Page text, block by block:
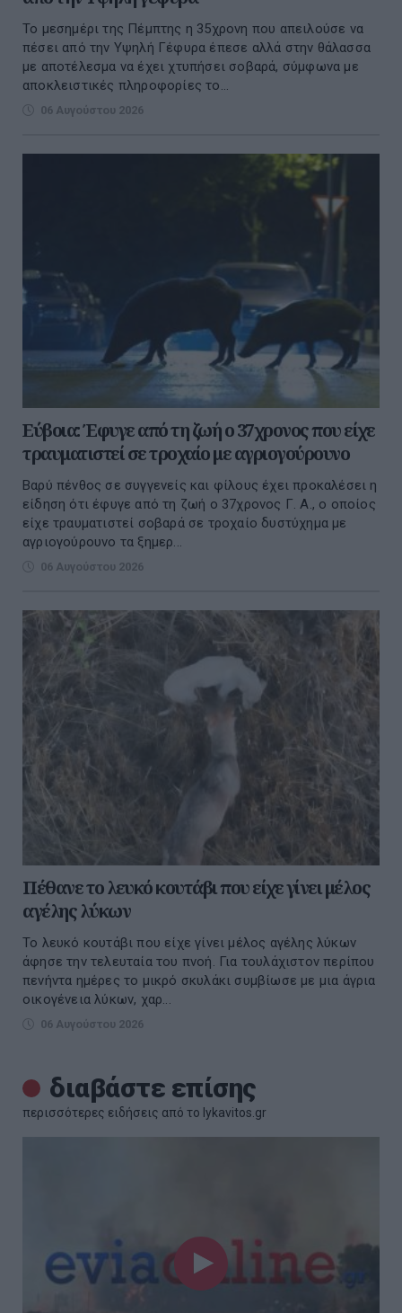
Το μεσημέρι της Πέμπτης η 35χρονη που απειλούσε να
πέσει από την Υψηλή Γέφυρα έπεσε αλλά στην θάλασσα
με αποτέλεσμα να έχει χτυπήσει σοβαρά, σύμφωνα με
αποκλειστικές πληροφορίες το...
06 Αυγούστου 2026
Εύβοια: Έφυγε από τη ζωή ο 37χρονος που είχε
τραυματιστεί σε τροχαίο με αγριογούρουνο
Βαρύ πένθος σε συγγενείς και φίλους έχει προκαλέσει η
είδηση ότι έφυγε από τη ζωή ο 37χρονος Γ. Α., ο οποίος
είχε τραυματιστεί σοβαρά σε τροχαίο δυστύχημα με
αγριογούρουνο τα ξημερ...
06 Αυγούστου 2026
Πέθανε το λευκό κουτάβι που είχε γίνει μέλος
αγέλης λύκων
Το λευκό κουτάβι που είχε γίνει μέλος αγέλης λύκων
άφησε την τελευταία του πνοή. Για τουλάχιστον περίπου
πενήντα ημέρες το μικρό σκυλάκι συμβίωσε με μια άγρια
οικογένεια λύκων, χαρ...
06 Αυγούστου 2026
διαβάστε επίσης
περισσότερες ειδήσεις από το lykavitos.gr